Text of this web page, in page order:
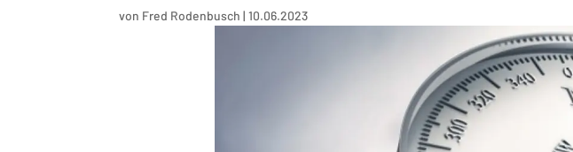
von Fred Rodenbusch |10.06.2023